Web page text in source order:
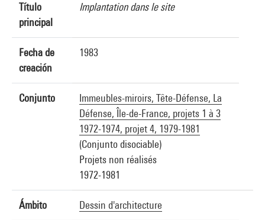
Título
principal
Implantation dans le site
Fecha de
creación
1983
Conjunto
Immeubles-miroirs, Tête-Défense, La
Défense, Île-de-France, projets 1 à 3
1972-1974, projet 4, 1979-1981
(Conjunto disociable)
Projets non réalisés
1972-1981
Ámbito Dessin d'architecture